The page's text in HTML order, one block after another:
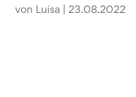
von Luisa 23.08.2022